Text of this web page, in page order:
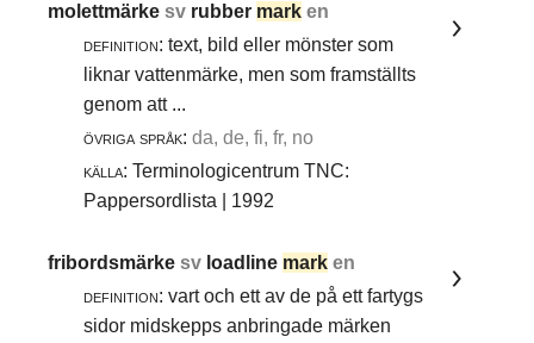
molettmärkesv rubber mark en
definition: text, bild eller mönster som
liknar vattenmärke, men som framställts
genom att ...
övriga språk: da, de, fi, fr, no
källa: Terminologicentrum TNC:
Pappersordlista | 1992
fribordsmärkesv loadline mark en
definition: vart och ett av de på ett fartygs
sidor midskepps anbringade märken